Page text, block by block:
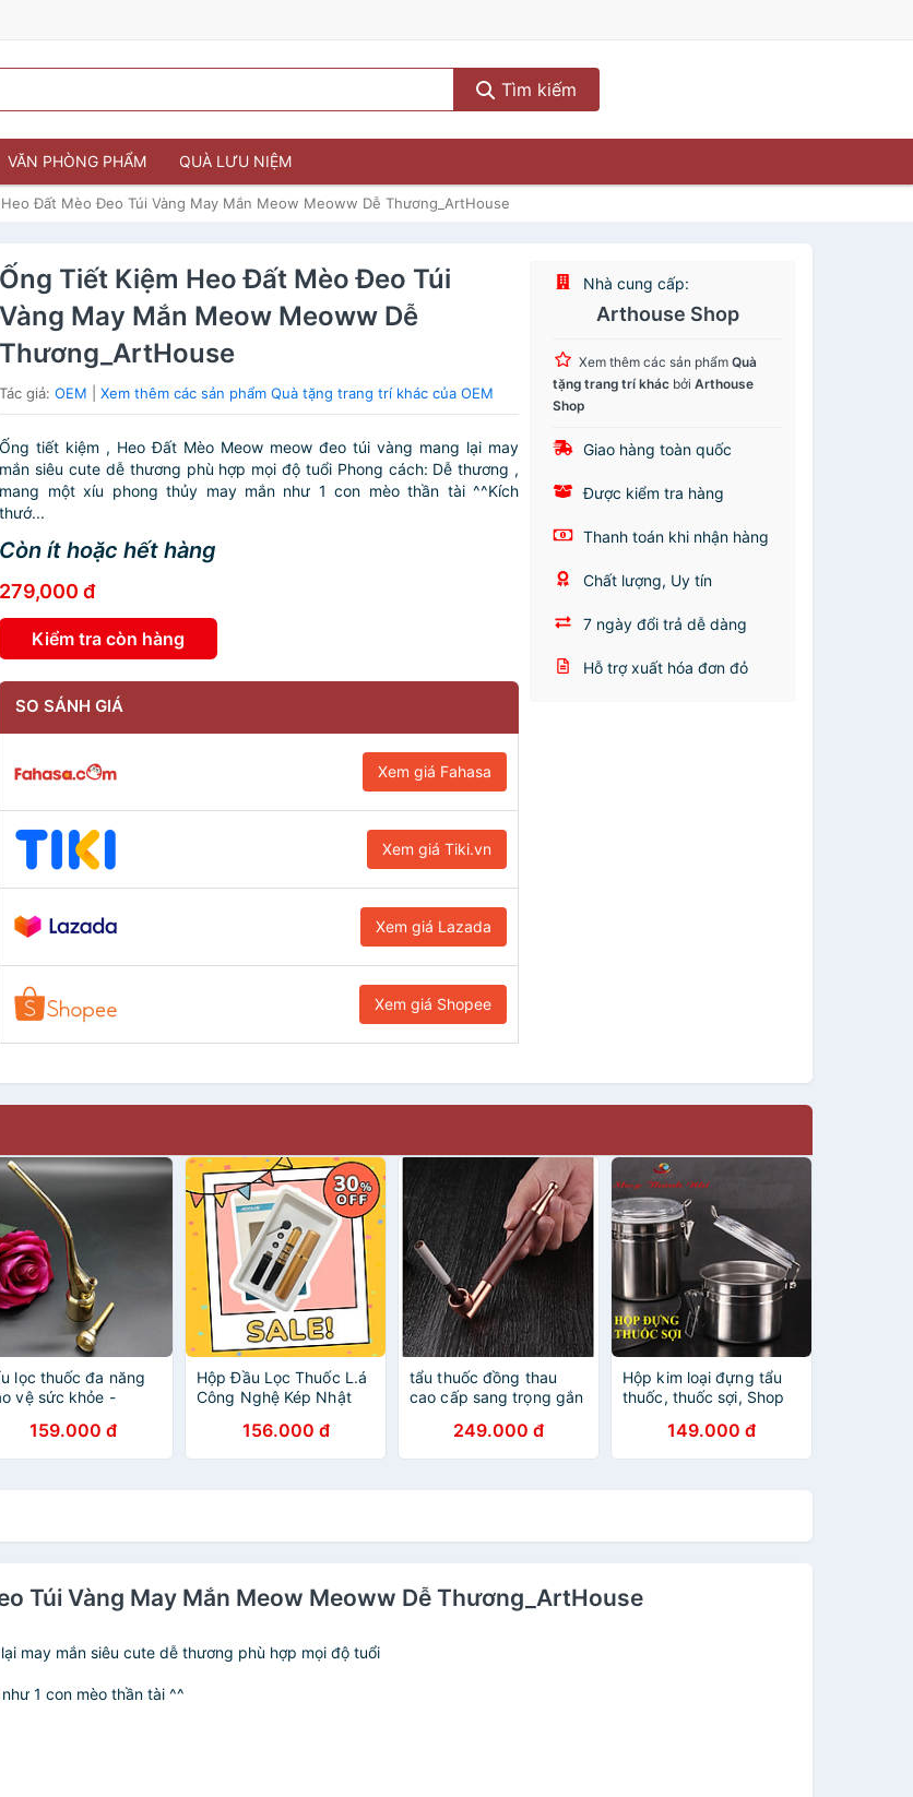
Tìm kiếm
VĂN PHÒNG PHẨM QUÀ LƯU NIỆM
Đất Mèo Đeo Túi Vàng May Mắn Meow Meoww Dễ Thương_ArtHouse
Ống Tiết Kiệm Heo Đất Mèo Đeo Túi
Vàng May Mắn Meow Meoww Dễ
Thương_ArtHouse
Tác giả:OEM |Xem thêm các sản phẩm Quà tặng trang trí khác của OEM
Ống tiết kiệm , Heo Đất Mèo Meow meow đeo túi vàng mang lại may
mắn siêu cute dễ thương phù hợp mọi độ tuổi Phong cách: Dễ thương ,
mang một xíu phong thủy may mắn như 1 con mèo thần tài ^^Kích
thướ...
Còn ít hoặc hết hàng
279,000 đ
Kiểm tra còn hàng
SO SÁNH GIÁ
Xem giá Fahasa
Xem giá Tiki.vn
Xem giá Lazada
Xem giá Shopee
Nhà cung cấp:
Arthouse Shop
Xem thêm các sản phẩmQuà
tặng trang trí khác bởiArthouse
Shop
Giao hàng toàn quốc
Được kiểm tra hàng
Thanh toán khi nhận hàng
Chất lượng, Uy tín
7 ngày đổi trả dễ dàng
Hỗ trợ xuất hóa đơn đỏ
lọc thuốc đa năng
vệ sức khỏe -
159.000 đ
Hộp Đầu Lọc Thuốc L.á
Công Nghệ Kép Nhật
Dùng Chung Cho Tất Cả
Size Lớn & Vừa & Nhỏ.
156.000 đ
tẩu thuốc đồng thau
cao cấp sang trọng gắn
249.000 đ
Hộp kim loại đựng tẩu
thuốc, thuốc sợi, Shop
149.000 đ
Túi Vàng May Mắn Meow Meoww Dễ Thương_ArtHouse
may mắn siêu cute dễ thương phù hợp mọi độ tuổi
1 con mèo thần tài ^^